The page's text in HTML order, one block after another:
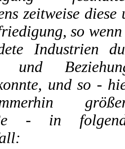
zeitweise diese
so
Industrien
und
und so -
- in